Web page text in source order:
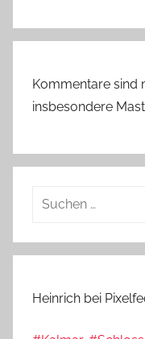
Kommentare sind
insbesondere
Suchen
Heinrich bei